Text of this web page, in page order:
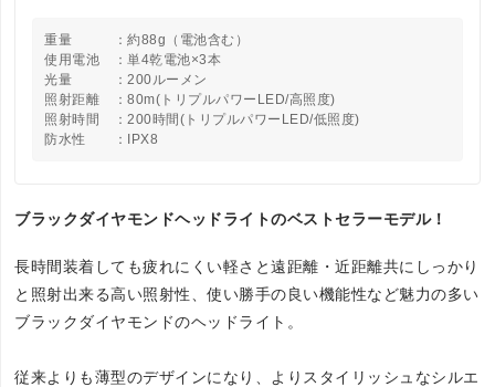
重量 ：約88g（電池含む）
使用電池 ：単4乾電池×3本
光量 ：200ルーメン
照射距離 ：80m(トリプルパワーLED/高照度)
照射時間 ：200時間(トリプルパワーLED/低照度)
防水性 ：IPX8
ブラックダイヤモンドヘッドライトのベストセラーモデル！
長時間装着しても疲れにくい軽さと遠距離・近距離共にしっかり
と照射出来る高い照射性、使い勝手の良い機能性など魅力の多い
ブラックダイヤモンドのヘッドライト。
従来よりも薄型のデザインになり、よりスタイリッシュなシルエ